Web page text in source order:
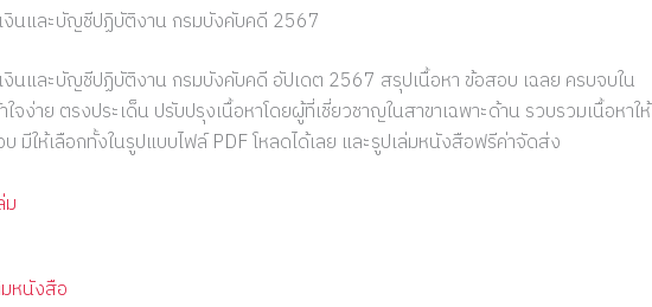
งินและบัญชีปฏิบัติงาน กรมบังคับคดี 2567
นและบัญชีปฏิบัติงาน กรมบังคับคดี อัปเดต 2567 สรุปเนื้อหา ข้อสอบ เฉลย ครบจบใน
ใจง่าย ตรงประเด็น ปรับปรุงเนื้อหาโดยผู้ที่เชี่ยวชาญในสาขาเฉพาะด้าน รวบรวมเนื้อหาให้
มีให้เลือกทั้งในรูปแบบไฟล์ PDF โหลดได้เลย และรูปเล่มหนังสือฟรีค่าจัดส่ง
ม
มหนังสือ